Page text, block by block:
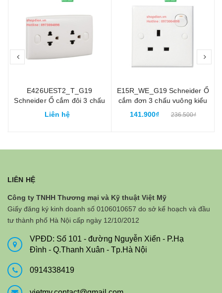
E426UEST2_T_G19
Schneider Ổ cắm đôi 3 chấu
16A S-classic
Liên hệ
E15R_WE_G19 Schneider Ổ
cắm đơn 3 chấu vuông kiểu
Anh có công tắc
141.900₫ 236.500₫
LIÊN HỆ
Công ty TNHH Thương mại và Kỹ thuật Việt Mỹ
Giấy đăng ký kinh doanh số 0106010657 do sở kế hoạch và đầu
tư thành phố Hà Nội cấp ngày 12/10/2012
VPĐD: Số 101 - đường Nguyễn Xiển - P.Hạ
Đình - Q.Thanh Xuân - Tp.Hà Nội
0914338419